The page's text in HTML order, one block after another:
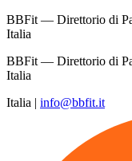
BBFit — Direttorio di
Italia
BBFit — Direttorio di
Italia
Italia | info@bbfit.it